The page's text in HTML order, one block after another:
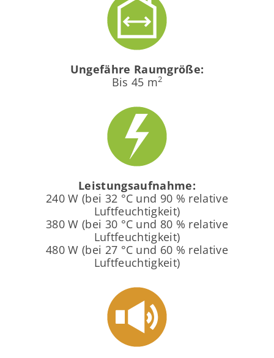
Ungefähre Raumgröße:
Bis 45 m2
Leistungsaufnahme:
240 W (bei 32 °C und 90 % relative
Luftfeuchtigkeit)
380 W (bei 30 °C und 80 % relative
Luftfeuchtigkeit)
480 W (bei 27 °C und 60 % relative
Luftfeuchtigkeit)